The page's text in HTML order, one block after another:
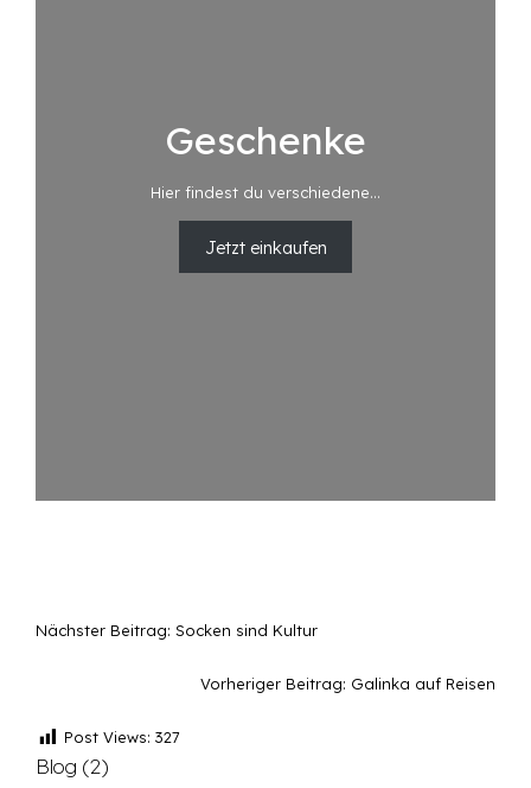
Geschenke
Hier findest du verschiedene…
Jetzt einkaufen
Nächster Beitrag: Socken sind Kultur
Vorheriger Beitrag: Galinka auf Reisen
Post Views: 327
Blog (2)